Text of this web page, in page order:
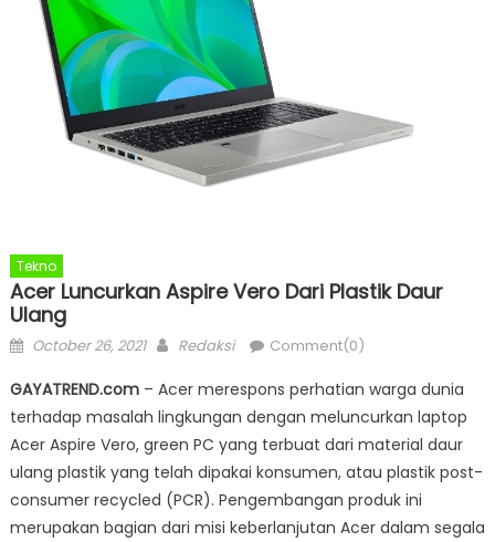
Tekno
Acer Luncurkan Aspire Vero Dari Plastik Daur
Ulang
Posted
October 26, 2021 Author
Redaksi Comment(0)
GAYATREND.com– Acer merespons perhatian warga dunia
terhadap masalah lingkungan dengan meluncurkan laptop
Acer Aspire Vero, green PC yang terbuat dari material daur
ulang plastik yang telah dipakai konsumen, atau plastik post-
consumer recycled (PCR). Pengembangan produk ini
merupakan bagian dari misi keberlanjutan Acer dalam segala